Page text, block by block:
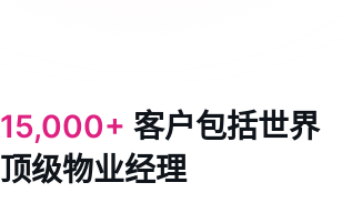
15,000+ 客户包括世界
顶级物业经理